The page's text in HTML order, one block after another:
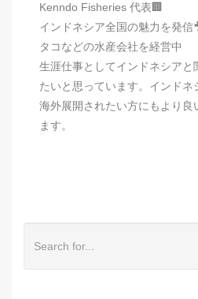
Kenndo Fisheries 代表🏢
インドネシア全国の魅力を発信
タコなどの水産会社を経営中
生涯仕事としてインドネシアと
たいと思っています。インドネ
海外展開されたい方にもより良
ます。